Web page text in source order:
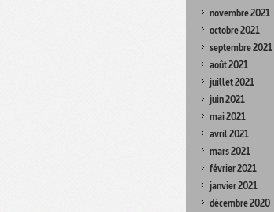
novembre 2021
octobre 2021
septembre 2021
août 2021
juillet 2021
juin 2021
mai 2021
avril 2021
mars 2021
février 2021
janvier 2021
décembre 2020